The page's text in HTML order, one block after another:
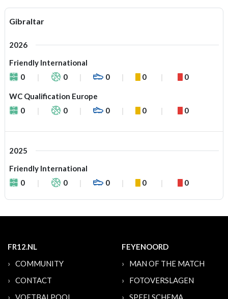
Gibraltar
2026
Friendly International
0
0 0 0 0
WC Qualification Europe
0
0 0 0 0
2025
Friendly International
0
0 0 0 0
FR12.NL
COMMUNITY
CONTACT
VOETBALPOOL
FEYENOORD
MAN OF THE MATCH
FOTOVERSLAGEN
SPEELSCHEMA